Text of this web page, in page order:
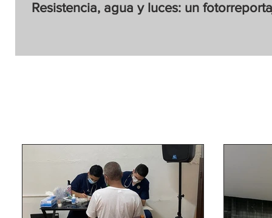
Resistencia, agua y luces: un